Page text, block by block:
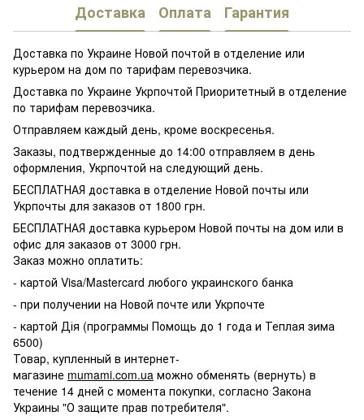
Доставка Оплата Гарантия
Доставка по Украине Новой почтой в отделение или
курьером на дом по тарифам перевозчика.
Доставка по Украине Укрпочтой Приоритетный в отделение
по тарифам перевозчика.
Отправляем каждый день, кроме воскресенья.
Заказы, подтвержденные до 14:00 отправляем в день
оформления, Укрпочтой на следующий день.
БЕСПЛАТНАЯ доставка в отделение Новой почты или
Укрпочты для заказов от 1800 грн.
БЕСПЛАТНАЯ доставка курьером Новой почты на дом или в
офис для заказов от 3000 грн.
Заказ можно оплатить:
- картой Visa/Mastercard любого украинского банка
- при получении на Новой почте или Укрпочте
- картой Дія (программы Помощь до 1 года и Теплая зима
6500)
Товар, купленный в интернет-
магазине mumami.com.ua можно обменять (вернуть) в
течение 14 дней с момента покупки, согласно Закона
Украины "О защите прав потребителя".